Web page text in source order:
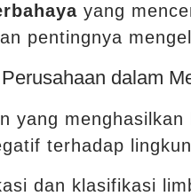
yang
pentingnya
dalam
yang menghasilkan
terhadap
dan klasifikasi